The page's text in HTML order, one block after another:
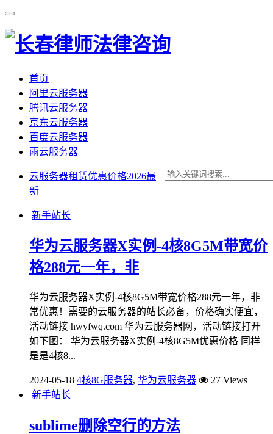
首页
阿里云服务器
腾讯云服务器
京东云服务器
百度云服务器
雨云服务器
云服务器租赁优惠价格2026最
新
新手站长
华为云服务器X实例-4核8G5M带宽价
格288元一年，非
华为云服务器X实例-4核8G5M带宽价格288元一年，非
常优惠！需要的云服务器的站长必备，价格确实便宜，
活动链接 hwyfwq.com 华为云服务器网，活动链接打开
如下图： 华为云服务器X实例-4核8G5M优惠价格 同样
是是4核8...
2024-05-18 4核8G服务器, 华为云服务器
27 Views
新手站长
sublime删除空行的方法